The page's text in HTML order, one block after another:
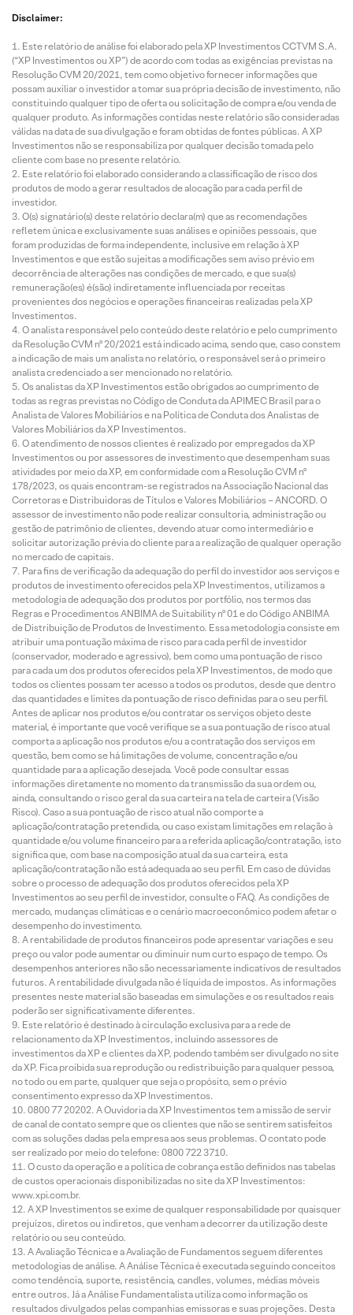
Disclaimer:
Este relatório de análise foi elaborado pela XP Investimentos CCTVM S.A.
(“XP Investimentos ou XP”) de acordo com todas as exigências previstas na
Resolução CVM 20/2021, tem como objetivo fornecer informações que
possam auxiliar o investidor a tomar sua própria decisão de investimento, não
constituindo qualquer tipo de oferta ou solicitação de compra e/ou venda de
qualquer produto. As informações contidas neste relatório são consideradas
válidas na data de sua divulgação e foram obtidas de fontes públicas. A XP
Investimentos não se responsabiliza por qualquer decisão tomada pelo
cliente com base no presente relatório.
Este relatório foi elaborado considerando a classificação de risco dos
produtos de modo a gerar resultados de alocação para cada perfil de
investidor.
O(s) signatário(s) deste relatório declara(m) que as recomendações
refletem única e exclusivamente suas análises e opiniões pessoais, que
foram produzidas de forma independente, inclusive em relação à XP
Investimentos e que estão sujeitas a modificações sem aviso prévio em
decorrência de alterações nas condições de mercado, e que sua(s)
remuneração(es) é(são) indiretamente influenciada por receitas
provenientes dos negócios e operações financeiras realizadas pela XP
Investimentos.
O analista responsável pelo conteúdo deste relatório e pelo cumprimento
da Resolução CVM nº 20/2021 está indicado acima, sendo que, caso constem
a indicação de mais um analista no relatório, o responsável será o primeiro
analista credenciado a ser mencionado no relatório.
Os analistas da XP Investimentos estão obrigados ao cumprimento de
todas as regras previstas no Código de Conduta da APIMEC Brasil para o
Analista de Valores Mobiliários e na Política de Conduta dos Analistas de
Valores Mobiliários da XP Investimentos.
O atendimento de nossos clientes é realizado por empregados da XP
Investimentos ou por assessores de investimento que desempenham suas
atividades por meio da XP, em conformidade com a Resolução CVM nº
178/2023, os quais encontram-se registrados na Associação Nacional das
Corretoras e Distribuidoras de Títulos e Valores Mobiliários – ANCORD. O
assessor de investimento não pode realizar consultoria, administração ou
gestão de patrimônio de clientes, devendo atuar como intermediário e
solicitar autorização prévia do cliente para a realização de qualquer operação
no mercado de capitais.
Para fins de verificação da adequação do perfil do investidor aos serviços e
produtos de investimento oferecidos pela XP Investimentos, utilizamos a
metodologia de adequação dos produtos por portfólio, nos termos das
Regras e Procedimentos ANBIMA de Suitability nº 01 e do Código ANBIMA
de Distribuição de Produtos de Investimento. Essa metodologia consiste em
atribuir uma pontuação máxima de risco para cada perfil de investidor
(conservador, moderado e agressivo), bem como uma pontuação de risco
para cada um dos produtos oferecidos pela XP Investimentos, de modo que
todos os clientes possam ter acesso a todos os produtos, desde que dentro
das quantidades e limites da pontuação de risco definidas para o seu perfil.
Antes de aplicar nos produtos e/ou contratar os serviços objeto deste
material, é importante que você verifique se a sua pontuação de risco atual
comporta a aplicação nos produtos e/ou a contratação dos serviços em
questão, bem como se há limitações de volume, concentração e/ou
quantidade para a aplicação desejada. Você pode consultar essas
informações diretamente no momento da transmissão da sua ordem ou,
ainda, consultando o risco geral da sua carteira na tela de carteira (Visão
Risco). Caso a sua pontuação de risco atual não comporte a
aplicação/contratação pretendida, ou caso existam limitações em relação à
quantidade e/ou volume financeiro para a referida aplicação/contratação, isto
significa que, com base na composição atual da sua carteira, esta
aplicação/contratação não está adequada ao seu perfil. Em caso de dúvidas
sobre o processo de adequação dos produtos oferecidos pela XP
Investimentos ao seu perfil de investidor, consulte o FAQ. As condições de
mercado, mudanças climáticas e o cenário macroeconômico podem afetar o
desempenho do investimento.
A rentabilidade de produtos financeiros pode apresentar variações e seu
preço ou valor pode aumentar ou diminuir num curto espaço de tempo. Os
desempenhos anteriores não são necessariamente indicativos de resultados
futuros. A rentabilidade divulgada não é líquida de impostos. As informações
presentes neste material são baseadas em simulações e os resultados reais
poderão ser significativamente diferentes.
Este relatório é destinado à circulação exclusiva para a rede de
relacionamento da XP Investimentos, incluindo assessores de
investimentos da XP e clientes da XP, podendo também ser divulgado no site
da XP. Fica proibida sua reprodução ou redistribuição para qualquer pessoa,
no todo ou em parte, qualquer que seja o propósito, sem o prévio
consentimento expresso da XP Investimentos.
0800 77 20202. A Ouvidoria da XP Investimentos tem a missão de servir
de canal de contato sempre que os clientes que não se sentirem satisfeitos
com as soluções dadas pela empresa aos seus problemas. O contato pode
ser realizado por meio do telefone: 0800 722 3710.
O custo da operação e a política de cobrança estão definidos nas tabelas
de custos operacionais disponibilizadas no site da XP Investimentos:
www.xpi.com.br.
A XP Investimentos se exime de qualquer responsabilidade por quaisquer
prejuízos, diretos ou indiretos, que venham a decorrer da utilização deste
relatório ou seu conteúdo.
A Avaliação Técnica e a Avaliação de Fundamentos seguem diferentes
metodologias de análise. A Análise Técnica é executada seguindo conceitos
como tendência, suporte, resistência, candles, volumes, médias móveis
entre outros. Já a Análise Fundamentalista utiliza como informação os
resultados divulgados pelas companhias emissoras e suas projeções. Desta